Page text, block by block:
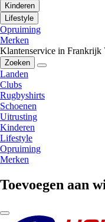
Kinderen
Lifestyle
Opruiming
Merken
Klantenservice in Frankrijk
Zoeken
Landen
Clubs
Rugbyshirts
Schoenen
Uitrusting
Kinderen
Lifestyle
Opruiming
Merken
Toevoegen aan